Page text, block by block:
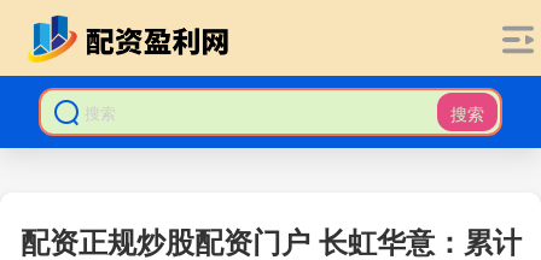
搜索
配资正规炒股配资门户 长虹华意：累计